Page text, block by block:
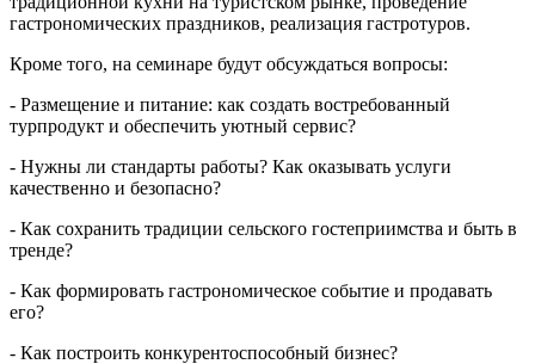
гастрономических праздников, реализация гастротуров.
Кроме того, на семинаре будут обсуждаться вопросы:
- Размещение и питание: как создать востребованный
турпродукт и обеспечить уютный сервис?
- Нужны ли стандарты работы? Как оказывать услуги
качественно и безопасно?
- Как сохранить традиции сельского гостеприимства и быть в
тренде?
- Как формировать гастрономическое событие и продавать
его?
- Как построить конкурентоспособный бизнес?